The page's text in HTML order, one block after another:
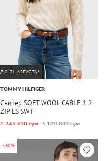
ДО 31 АВГУСТА!
TOMMY HILFIGER
Свитер SOFT WOOL CABLE 1 2
ZIP LS SWT
1 243 600 сум 3 109 000 сум
-60%